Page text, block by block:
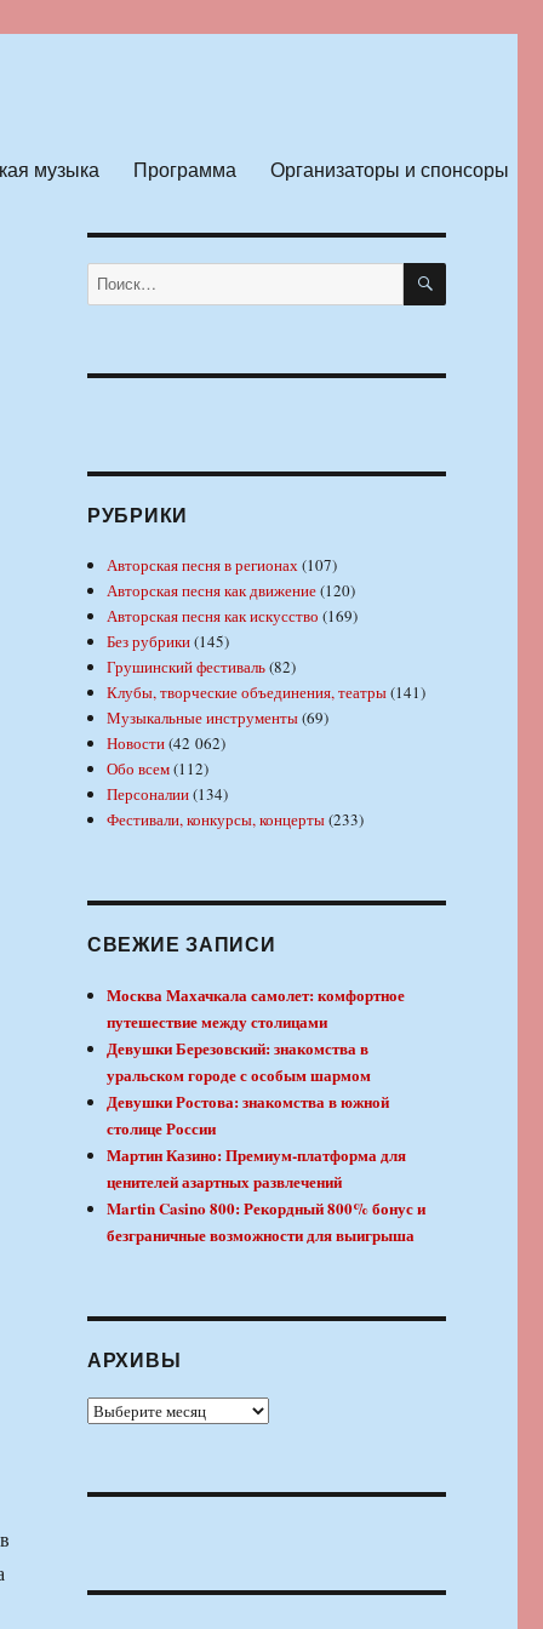
музыка Программа Организаторы и спонсоры
Искать: ПОИСК
РУБРИКИ
Авторская песня в регионах(107)
Авторская песня как движение(120)
Авторская песня как искусство (169)
Без рубрики(145)
Грушинский фестиваль(82)
Клубы, творческие объединения, театры(141)
Музыкальные инструменты(69)
Новости(42 062)
Обо всем(112)
Персоналии(134)
Фестивали, конкурсы, концерты(233)
СВЕЖИЕ ЗАПИСИ
Москва Махачкала самолет: комфортное
путешествие между столицами
Девушки Березовский: знакомства в
уральском городе с особым шармом
Девушки Ростова: знакомства в южной
столице России
Мартин Казино: Премиум-платформа для
ценителей азартных развлечений
Martin Casino 800: Рекордный 800% бонус и
безграничные возможности для выигрыша
АРХИВЫ
Архивы